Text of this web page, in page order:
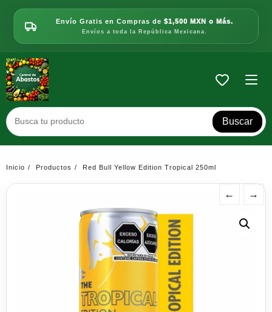
contenido
Envío Gratis en Compras de $1,500 MXN o Más.
Envíos a toda la República Mexicana.
Buscar
Inicio Productos Red Bull Yellow Edition Tropical 250ml
← →